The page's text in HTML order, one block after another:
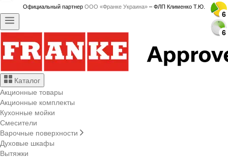
Официальный партнер ООО «Франке Украина» – ФЛП Клименко Т.Ю.
Каталог
Акционные товары
Акционные комплекты
Кухонные мойки
Смесители
Варочные поверхности
Духовые шкафы
Вытяжки
6
6
6
6
6
6
6
6
6
6
6
6
6
6
6
6
6
6
6
6
6
6
6
6